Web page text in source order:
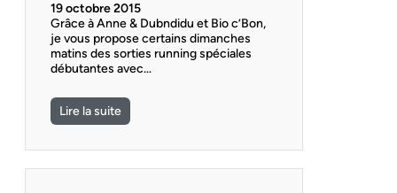
19 octobre 2015
Grâce à Anne & Dubndidu et Bio c’Bon,
je vous propose certains dimanches
matins des sorties running spéciales
débutantes avec…
Lire la suite